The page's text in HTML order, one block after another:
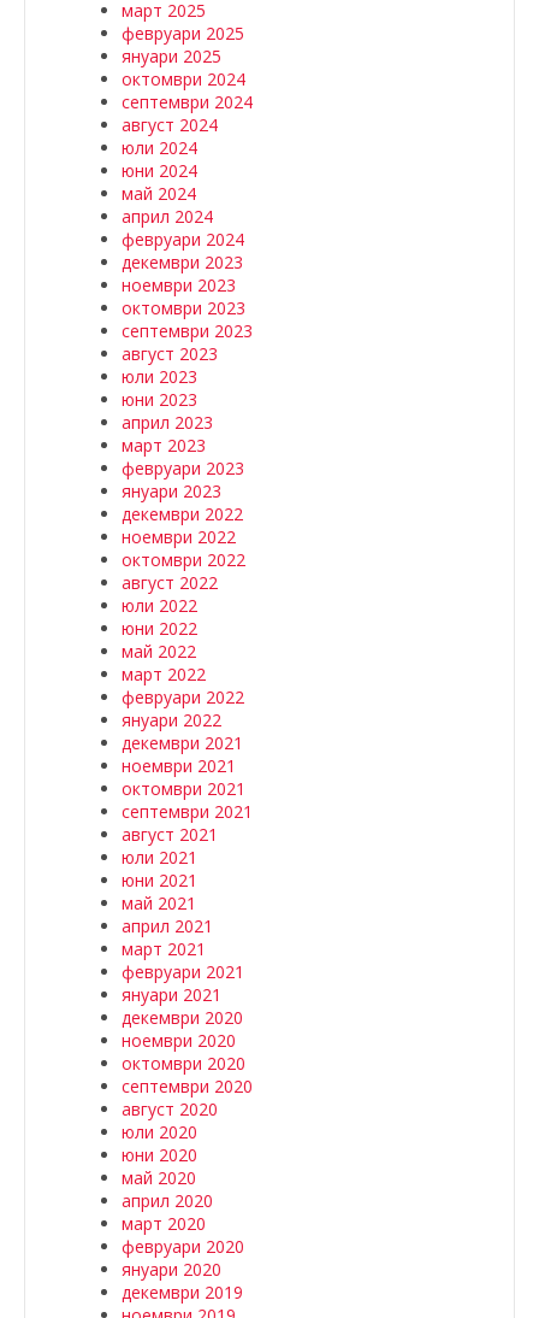
март 2025
февруари 2025
януари 2025
октомври 2024
септември 2024
август 2024
юли 2024
юни 2024
май 2024
април 2024
февруари 2024
декември 2023
ноември 2023
октомври 2023
септември 2023
август 2023
юли 2023
юни 2023
април 2023
март 2023
февруари 2023
януари 2023
декември 2022
ноември 2022
октомври 2022
август 2022
юли 2022
юни 2022
май 2022
март 2022
февруари 2022
януари 2022
декември 2021
ноември 2021
октомври 2021
септември 2021
август 2021
юли 2021
юни 2021
май 2021
април 2021
март 2021
февруари 2021
януари 2021
декември 2020
ноември 2020
октомври 2020
септември 2020
август 2020
юли 2020
юни 2020
май 2020
април 2020
март 2020
февруари 2020
януари 2020
декември 2019